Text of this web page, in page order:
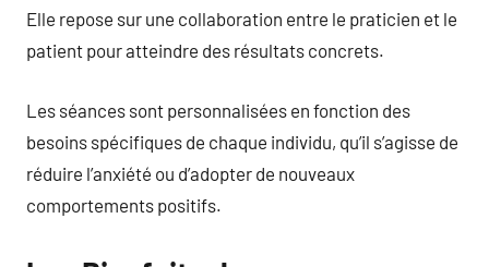
Elle repose sur une collaboration entre le praticien et le
patient pour atteindre des résultats concrets.
Les séances sont personnalisées en fonction des
besoins spécifiques de chaque individu, qu’il s’agisse de
réduire l’anxiété ou d’adopter de nouveaux
comportements positifs.